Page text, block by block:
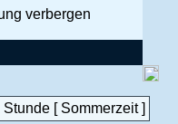
verbergen
[ Sommerzeit ]